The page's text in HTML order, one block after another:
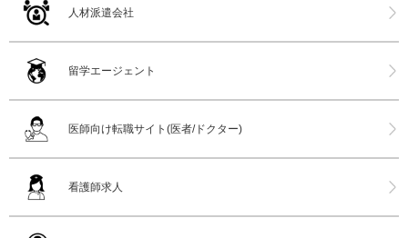
人材派遣会社
留学エージェント
医師向け転職サイト(医者/ドクター)
看護師求人